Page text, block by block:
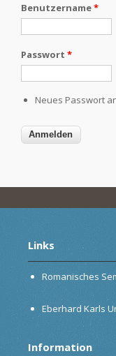
Benutzername*
Passwort *
Neues Passwort
Links
Romanisches
Eberhard Karls
Information